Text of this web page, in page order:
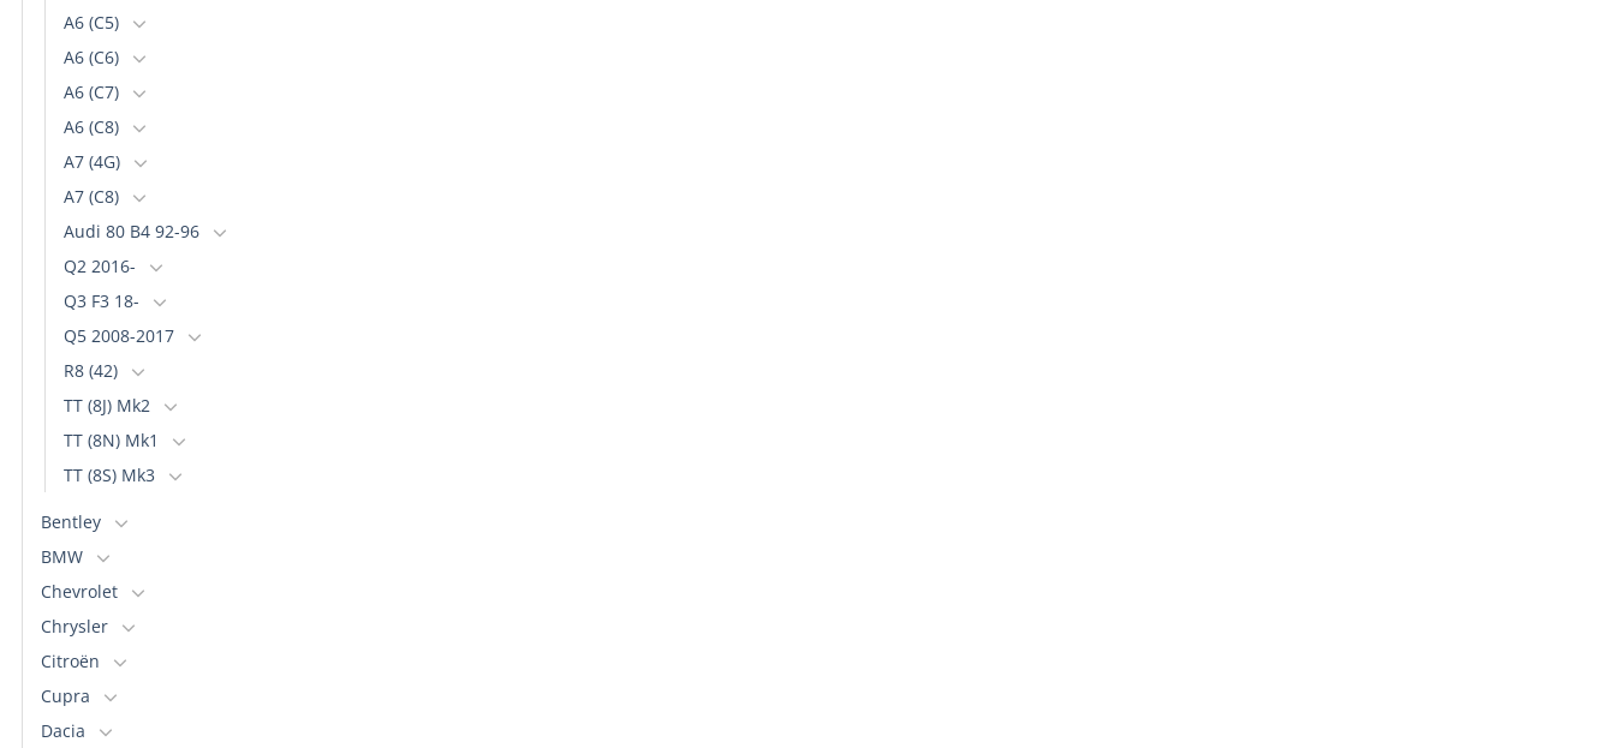
A6 (C5)
A6 (C6)
A6 (C7)
A6 (C8)
A7 (4G)
A7 (C8)
Audi 80 B4 92-96
Q2 2016-
Q3 F3 18-
Q5 2008-2017
R8 (42)
TT (8J) Mk2
TT (8N) Mk1
TT (8S) Mk3
Bentley
BMW
Chevrolet
Chrysler
Citroën
Cupra
Dacia